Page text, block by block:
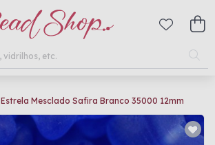
Mesclado Safira Branco 35000 12mm